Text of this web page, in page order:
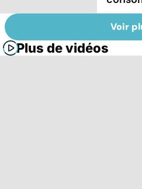
Voir
Plus de vidéos